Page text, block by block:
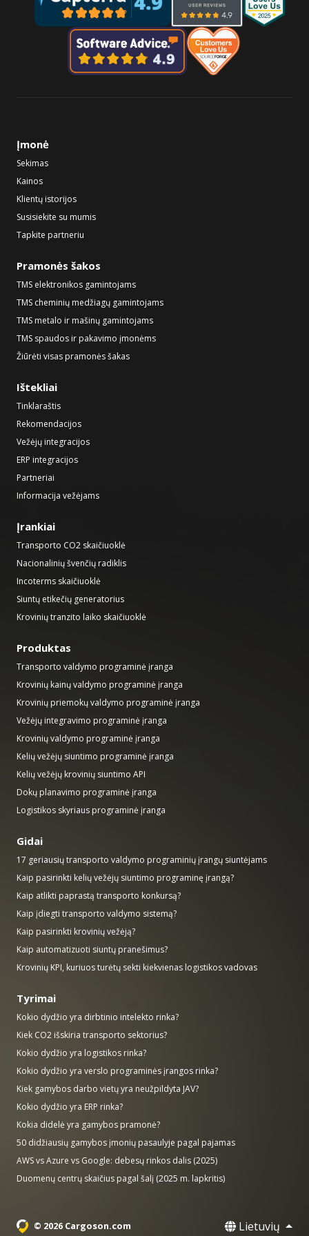
Įmonė
Sekimas
Kainos
Klientų istorijos
Susisiekite su mumis
Tapkite partneriu
Pramonės šakos
TMS elektronikos gamintojams
TMS cheminių medžiagų gamintojams
TMS metalo ir mašinų gamintojams
TMS spaudos ir pakavimo įmonėms
Žiūrėti visas pramonės šakas
Ištekliai
Tinklaraštis
Rekomendacijos
Vežėjų integracijos
ERP integracijos
Partneriai
Informacija vežėjams
Įrankiai
Transporto CO2 skaičiuoklė
Nacionalinių švenčių radiklis
Incoterms skaičiuoklė
Siuntų etikečių generatorius
Krovinių tranzito laiko skaičiuoklė
Produktas
Transporto valdymo programinė įranga
Krovinių kainų valdymo programinė įranga
Krovinių priemokų valdymo programinė įranga
Vežėjų integravimo programinė įranga
Krovinių valdymo programinė įranga
Kelių vežėjų siuntimo programinė įranga
Kelių vežėjų krovinių siuntimo API
Dokų planavimo programinė įranga
Logistikos skyriaus programinė įranga
Gidai
17 geriausių transporto valdymo programinių įrangų siuntėjams
Kaip pasirinkti kelių vežėjų siuntimo programinę įrangą?
Kaip atlikti paprastą transporto konkursą?
Kaip įdiegti transporto valdymo sistemą?
Kaip pasirinkti krovinių vežėją?
Kaip automatizuoti siuntų pranešimus?
Krovinių KPI, kuriuos turėtų sekti kiekvienas logistikos vadovas
Tyrimai
Kokio dydžio yra dirbtinio intelekto rinka?
Kiek CO2 išskiria transporto sektorius?
Kokio dydžio yra logistikos rinka?
Kokio dydžio yra verslo programinės įrangos rinka?
Kiek gamybos darbo vietų yra neužpildyta JAV?
Kokio dydžio yra ERP rinka?
Kokia didelė yra gamybos pramonė?
50 didžiausių gamybos įmonių pasaulyje pagal pajamas
AWS vs Azure vs Google: debesų rinkos dalis (2025)
Duomenų centrų skaičius pagal šalį (2025 m. lapkritis)
© 2026 Cargoson.com Lietuvių